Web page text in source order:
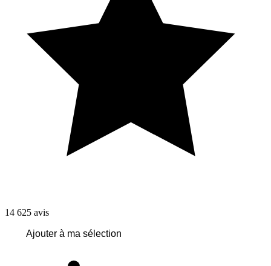
14 625 avis
Ajouter à ma sélection